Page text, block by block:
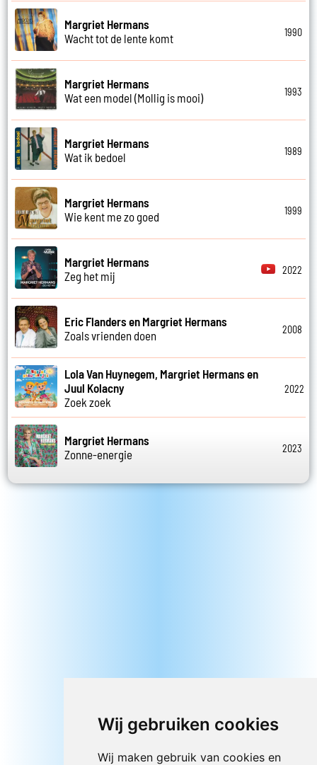
Wij gebruiken cookies
Wij maken gebruik van cookies en
Margriet Hermans
Wacht tot de lente komt
1990
Margriet Hermans
Wat een model (Mollig is mooi)
1993
Margriet Hermans
Wat ik bedoel
1989
Margriet Hermans
Wie kent me zo goed
1999
Margriet Hermans
Zeg het mij
2022
Eric Flanders en Margriet Hermans
Zoals vrienden doen
2008
Lola Van Huynegem, Margriet Hermans en
Juul Kolacny
Zoek zoek
2022
Margriet Hermans
Zonne-energie
2023